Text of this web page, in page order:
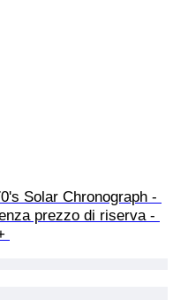
Solar Chronograph -
prezzo di riserva -